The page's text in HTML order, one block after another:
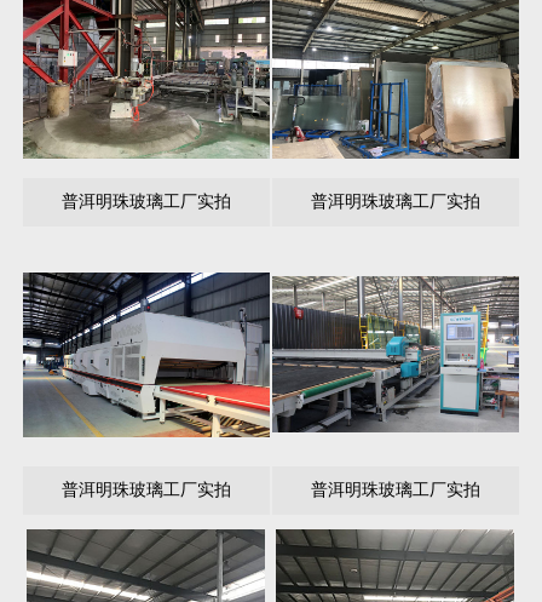
普洱明珠玻璃工厂实拍 普洱明珠玻璃工厂实拍
普洱明珠玻璃工厂实拍 普洱明珠玻璃工厂实拍